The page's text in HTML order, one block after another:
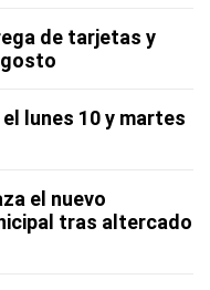
de tarjetas y
lunes 10 y martes
el nuevo
tras altercado